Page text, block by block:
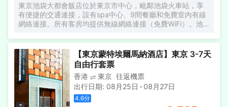
東京池袋大都會飯店位於東京市中心，毗鄰池袋火車站，享
有便捷的交通連接，設有spa中心、9間餐廳和免費室內有線
網絡連接。所有客房均提供無線網絡連接（免費WiFi）。池
宿和涉谷地區的火車連接。通往羽田和成田機場的機場班車
可直達東京大都會飯店。【東京蒙特埃爾馬納酒店】東京 3-7天
自由行套票
香港 東京 往返機票
出行日期: 08月25日 -08月27日
4.6分